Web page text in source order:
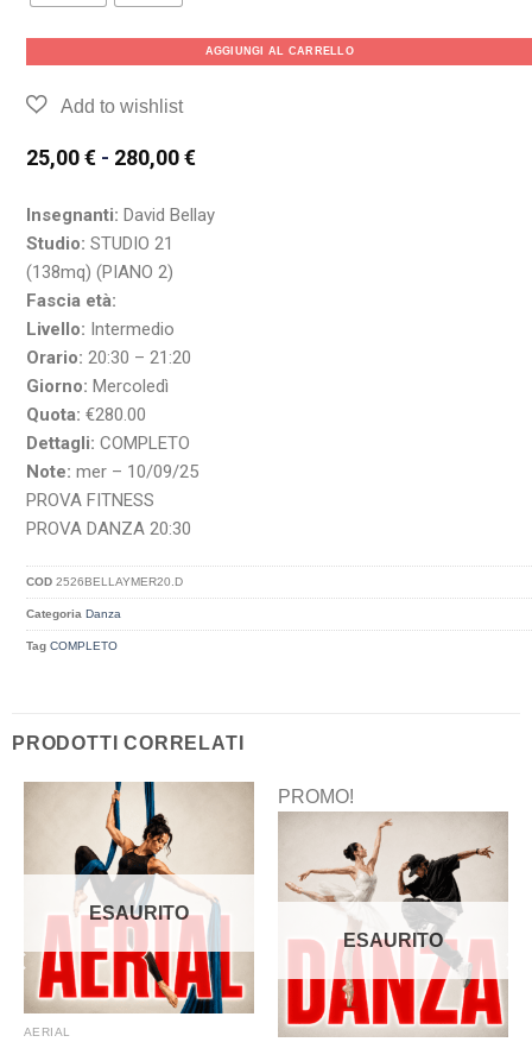
AGGIUNGI AL CARRELLO
25,00€ - 280,00€
Insegnanti: David Bellay
Studio: STUDIO 21
(138mq) (PIANO 2)
Fascia età:
Livello: Intermedio
Orario: 20:30 – 21:20
Giorno: Mercoledì
Quota: €280.00
Dettagli: COMPLETO
Note: mer – 10/09/25
PROVA FITNESS
PROVA DANZA 20:30
COD2526BELLAYMER20.D
Categoria Danza
Tag COMPLETO
PRODOTTI CORRELATI
ESAURITO
AERIAL
PROMO!
ESAURITO